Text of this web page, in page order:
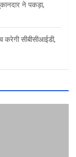
ने पकड़ा,
करेगी सीबीसीआईडी,